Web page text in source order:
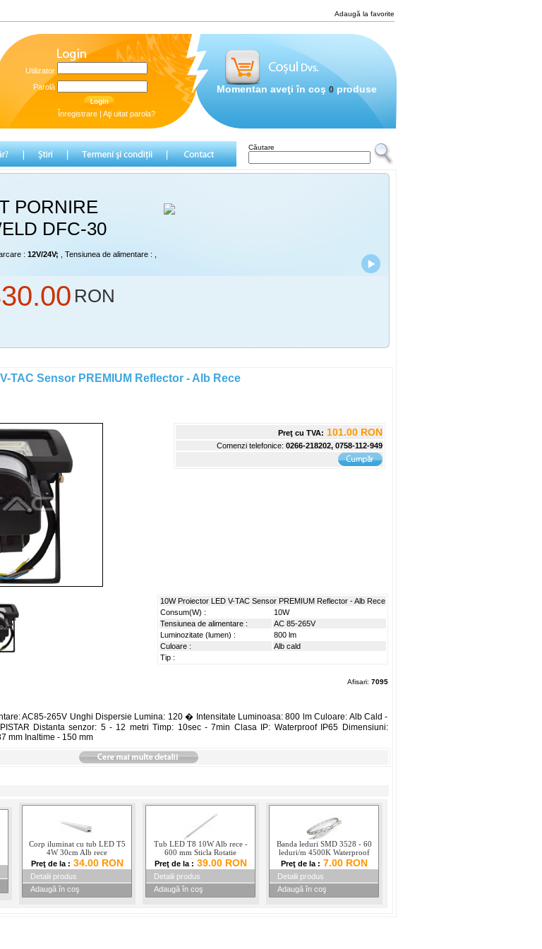
Adaugă la favorite
Utilizator
Parolă
Înregistrare| Aţi uitat parola?
Momentan aveţi în coş 0produse
Căutare
PORNIRE
DFC-30
: 12V/24V; , Tensiunea de alimentare :
RON
TAC Sensor PREMIUM Reflector - Alb Rece
Preţ cu TVA: 101.00 RON
Comenzi telefonice: 0266-218202, 0758-112-949
10W Proiector LED V-TAC Sensor PREMIUM Reflector - Alb Rece
Consum(W) :
10W
Tensiunea de alimentare :
AC 85-265V
Luminozitate (lumen) :
800 lm
Culoare :
Alb cald
Tip :
Afisari: 7095
AC85-265V Unghi Dispersie Lumina: 120 � Intensitate Luminoasa: 800 lm Culoare: Alb Cald -
Distanta senzor: 5 - 12 metri Timp: 10sec - 7min Clasa IP: Waterproof IP65 Dimensiuni:
mm Inaltime - 150 mm
Corp iluminat cu tub LED T5
4W 30cm Alb rece
Preţ de la : 34.00 RON
Detalii produs
Adaugă în coş
Tub LED T8 10W Alb rece -
600 mm Sticla Rotatie
Preţ de la : 39.00 RON
Detalii produs
Adaugă în coş
Banda leduri SMD 3528 - 60
leduri/m 4500K Waterproof
Preţ de la : 7.00 RON
Detalii produs
Adaugă în coş